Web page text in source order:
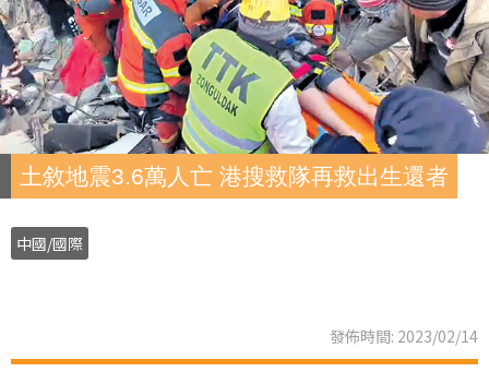
土敘地震3.6萬人亡 港搜救隊再救出生還者
中國/國際
發佈時間: 2023/02/14